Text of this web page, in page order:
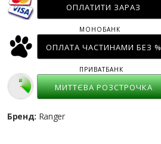
ОПЛАТИТИ ЗАРАЗ
ОПЛАТА ЧАСТИНАМИ БЕЗ %
МОНОБАНК
МИТТЄВА РОЗСТРОЧКА
ПРИВАТБАНК
Бренд: Ranger